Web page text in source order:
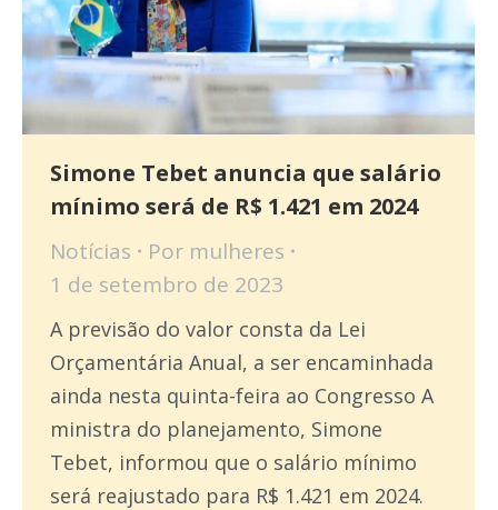
Simone Tebet anuncia que salário
mínimo será de R$ 1.421 em 2024
Notícias Por mulheres
1 de setembro de 2023
A previsão do valor consta da Lei
Orçamentária Anual, a ser encaminhada
ainda nesta quinta-feira ao Congresso A
ministra do planejamento, Simone
Tebet, informou que o salário mínimo
será reajustado para R$ 1.421 em 2024.